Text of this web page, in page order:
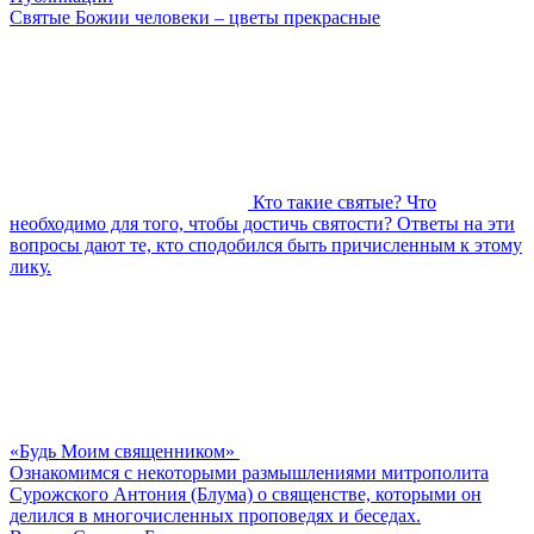
Святые Божии человеки – цветы прекрасные
Кто такие святые? Что
необходимо для того, чтобы достичь святости? Ответы на эти
вопросы дают те, кто сподобился быть причисленным к этому
лику.
«Будь Моим священником»
Ознакомимся с некоторыми размышлениями митрополита
Сурожского Антония (Блума) о священстве, которыми он
делился в многочисленных проповедях и беседах.